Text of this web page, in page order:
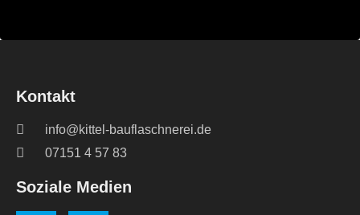
Kontakt
info@kittel-bauflaschnerei.de
07151 4 57 83
Soziale Medien